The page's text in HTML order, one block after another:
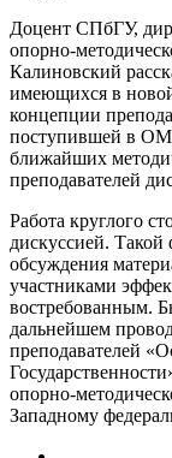
Доцент СПбГУ,
опорно-
Калиновский
имеющихся в
концепции
поступившей в
ближайших
преподавателей
Работа круглого
дискуссией.
обсуждения
участниками
востребованным.
дальнейшем
преподавателей
опорно-
Западному